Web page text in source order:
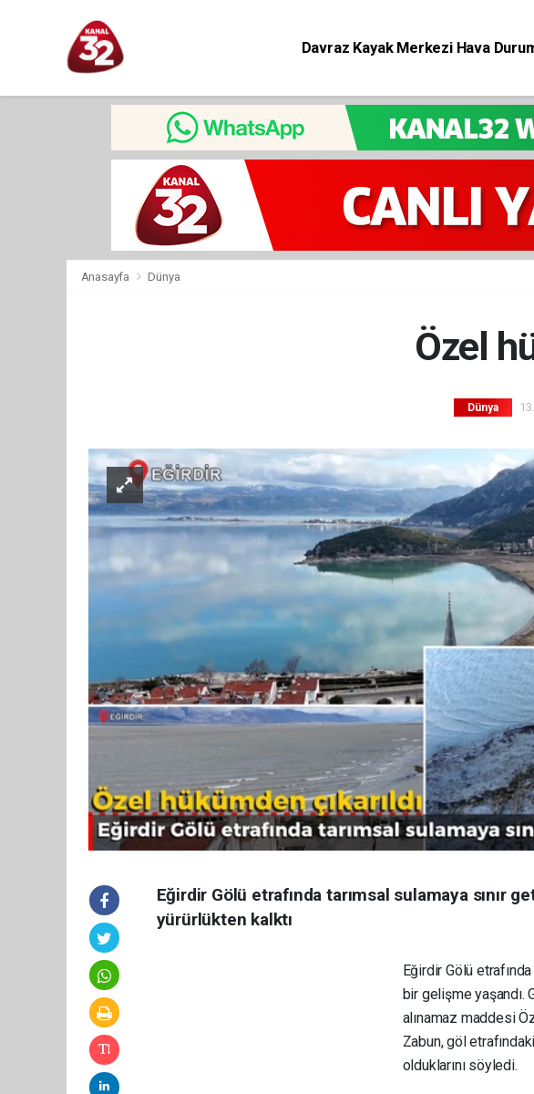
Davraz Kayak Merkezi Hava
Anasayfa Dünya
Özel
Dünya
Eğirdir Gölü etrafında tarımsal sulamaya sınır
yürürlükten kalktı
Eğirdir Gölü
bir gelişme
alınamaz maddesi
Zabun, göl
olduklarını söyledi.